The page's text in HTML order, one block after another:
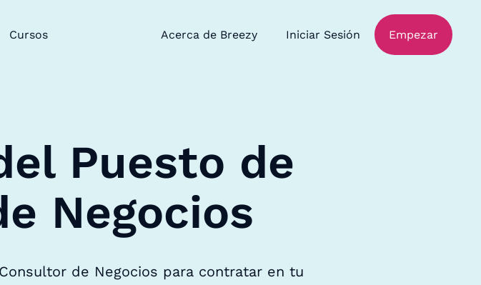
Cursos Acerca de Breezy Iniciar Sesión Empezar
Puesto de
Negocios
de Negocios para contratar en tu